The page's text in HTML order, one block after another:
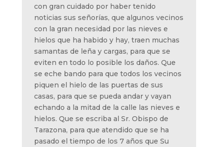
con gran cuidado por haber tenido
noticias sus señorías, que algunos vecinos
con la gran necesidad por las nieves e
hielos que ha habido y hay, traen muchas
samantas de leña y cargas, para que se
eviten en todo lo posible los daños. Que
se eche bando para que todos los vecinos
piquen el hielo de las puertas de sus
casas, para que se pueda andar y vayan
echando a la mitad de la calle las nieves e
hielos. Que se escriba al Sr. Obispo de
Tarazona, para que atendido que se ha
pasado el tiempo de los 7 años que Su